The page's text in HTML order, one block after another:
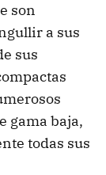
son
a sus
sus
gama baja,
todas sus